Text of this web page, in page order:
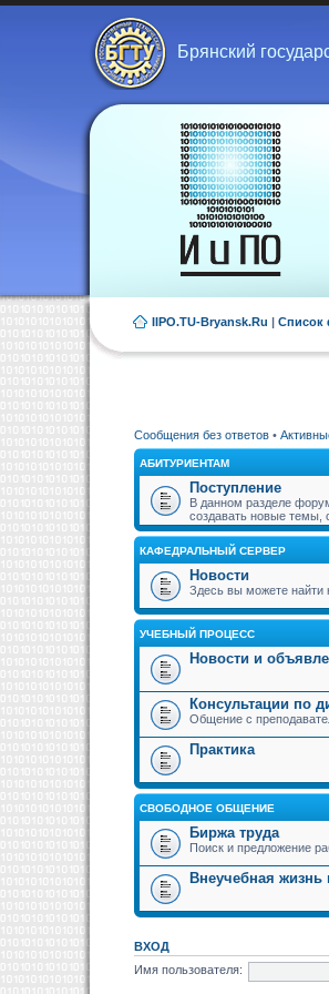
Брянский
IIPO.TU-Bryansk.Ru | Список
Сообщения без ответов •
АБИТУРИЕНТАМ
Поступление
В данном разделе
создавать новые темы,
КАФЕДРАЛЬНЫЙ СЕРВЕР
Новости
Здесь вы можете найти
УЧЕБНЫЙ ПРОЦЕСС
Новости и
Консультации по
Общение с
Практика
СВОБОДНОЕ ОБЩЕНИЕ
Биржа труда
Поиск и предложение
Внеучебная
ВХОД
Имя пользователя: